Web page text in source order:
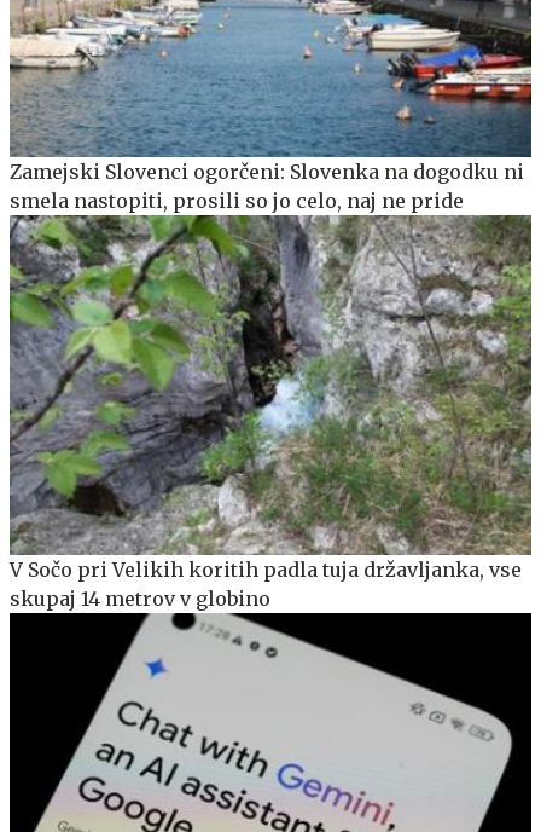
Zamejski Slovenci ogorčeni: Slovenka na dogodku ni
smela nastopiti, prosili so jo celo, naj ne pride
V Sočo pri Velikih koritih padla tuja državljanka, vse
skupaj 14 metrov v globino